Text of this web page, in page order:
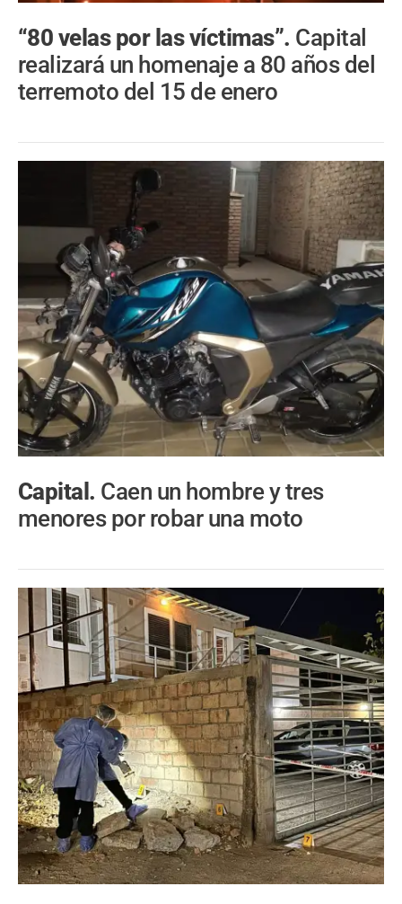
“80 velas por las víctimas”. Capital
realizará un homenaje a 80 años del
terremoto del 15 de enero
Capital. Caen un hombre y tres
menores por robar una moto